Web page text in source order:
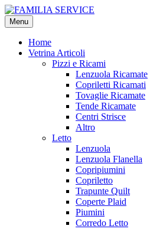
Vai
alla
navigazione
Vai
al
contenuto
Menu
Home
Vetrina Articoli
Pizzi e Ricami
Lenzuola Ricamate
Copriletti Ricamati
Tovaglie Ricamate
Tende Ricamate
Centri Strisce
Altro
Letto
Lenzuola
Lenzuola Flanella
Copripiumini
Copriletto
Trapunte Quilt
Coperte Plaid
Piumini
Corredo Letto